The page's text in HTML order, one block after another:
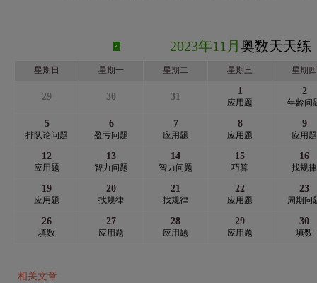
2023年11月 奥数天天练
星期日 星期一 星期二 星期三 星期四
29 30 31
1
应用题
2
年龄问
5
排队论问题
6
盈亏问题
7
应用题
8
应用题
9
应用题
12
应用题
13
智力问题
14
智力问题
15
巧算
16
找规律
19
应用题
20
找规律
21
找规律
22
应用题
23
周期问
26
填数
27
应用题
28
应用题
29
应用题
30
填数
相关文章